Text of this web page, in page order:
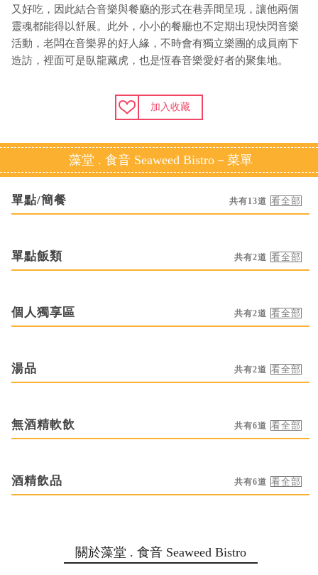
又好吃，因此結合音樂與餐廳的形式在巷弄間呈現，讓他兩個
靈魂都能得以舒展。​​此外，小小的餐廳也不定期出現快閃音樂
活動，老闆在音樂界的好人緣，不時會有獨立樂團的成員南下
造訪，裡面可是臥龍藏虎，也是恆春音樂愛好者的聚集地。
加入收藏
藻堂 . 食音 Seaweed Bistro－菜單
單點/簡餐 共有13道
單點飯類 共有2道
個人獨享區 共有2道
湯品 共有2道
無酒精軟飲 共有6道
酒精飲品 共有6道
關於藻堂 . 食音 Seaweed Bistro